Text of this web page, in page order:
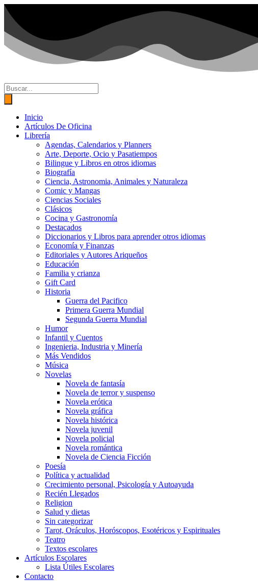
Ir
contenido
Búsqueda
de
productos
Inicio
Artículos De Oficina
Librería
Agendas, Calendarios y Planners
Arte, Deporte, Ocio y Pasatiempos
Bilingue y Libros en otros idiomas
Biografía
Ciencia, Astronomia, Animales y Naturaleza
Comic y Mangas
Ciencias Sociales
Clásicos
Cocina y Gastronomía
Destacados
Diccionarios y Libros para aprender otros idiomas
Economía y Finanzas
Editoriales y Autores Ariqueños
Educación
Familia y crianza
Gift Card
Historia
Guerra del Pacifico
Primera Guerra Mundial
Segunda Guerra Mundial
Humor
Infantil y Cuentos
Ingenieria, Industria y Minería
Más Vendidos
Música
Novelas
Novela de fantasía
Novela de terror y suspenso
Novela erótica
Novela gráfica
Novela histórica
Novela juvenil
Novela policial
Novela romántica
Novela de Ciencia Ficción
Poesía
Política y actualidad
Crecimiento personal, Psicología y Autoayuda
Recién Llegados
Religion
Salud y dietas
Sin categorizar
Tarot, Oráculos, Horóscopos, Esotéricos y Espirituales
Teatro
Textos escolares
Artículos Escolares
Lista Útiles Escolares
Contacto